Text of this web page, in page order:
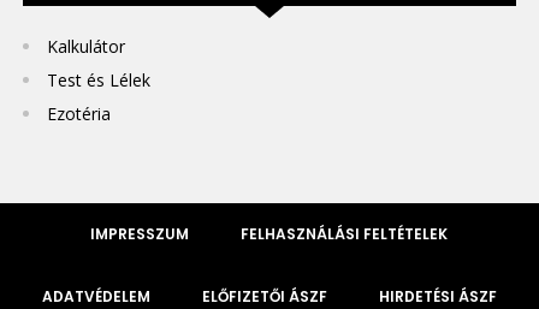
Kalkulátor
Test és Lélek
Ezotéria
IMPRESSZUM FELHASZNÁLÁSI FELTÉTELEK
ADATVÉDELEM ELŐFIZETŐI ÁSZF HIRDETÉSI ÁSZF